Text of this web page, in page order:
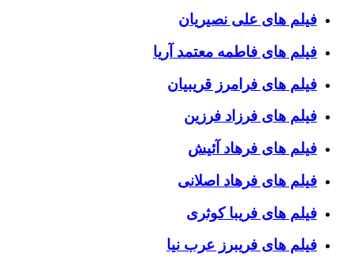
فیلم های علی نصیریان
فیلم های فاطمه معتمد آریا
فیلم های فرامرز قریبیان
فیلم های فرزاد فرزین
فیلم های فرهاد آئیش
فیلم های فرهاد اصلانی
فیلم های فریبا کوثری
فیلم های فریبرز عرب نیا